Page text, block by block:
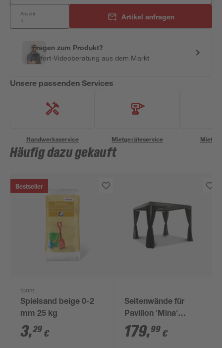
Anzahl: Artikel anfragen
Fragen zum Produkt?
Sofort-Videoberatung aus dem Markt
Unsere passenden Services
Handwerksservice Mietgeräteservice
Häufig dazu gekauft
Bestseller
toom
Spielsand beige 0-2
mm 25 kg
3,29 €
Seitenwände für
Pavillon 'Mina'
schwarz 4er-Set
179,99 €